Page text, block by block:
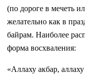
(по дороге в мечеть
желательно как в
байрам. Наиболее
форма восхваления:
«Аллаху акбар,